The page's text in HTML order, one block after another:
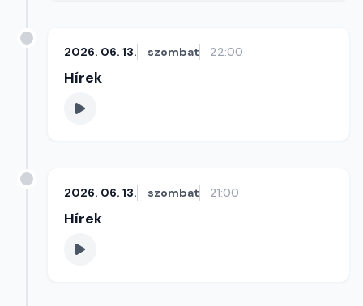
2026. 06. 13. szombat 22:00
Hírek
2026. 06. 13. szombat 21:00
Hírek